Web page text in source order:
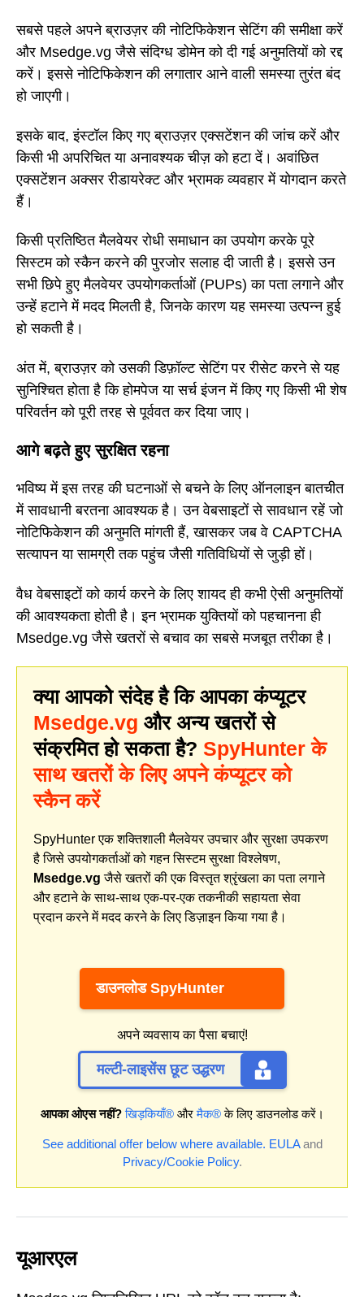
सबसे पहले अपने ब्राउज़र की नोटिफिकेशन सेटिंग की समीक्षा करें
और Msedge.vg जैसे संदिग्ध डोमेन को दी गई अनुमतियों को रद्द
करें। इससे नोटिफिकेशन की लगातार आने वाली समस्या तुरंत बंद
हो जाएगी।
इसके बाद, इंस्टॉल किए गए ब्राउज़र एक्सटेंशन की जांच करें और
किसी भी अपरिचित या अनावश्यक चीज़ को हटा दें। अवांछित
एक्सटेंशन अक्सर रीडायरेक्ट और भ्रामक व्यवहार में योगदान करते
हैं।
किसी प्रतिष्ठित मैलवेयर रोधी समाधान का उपयोग करके पूरे
सिस्टम को स्कैन करने की पुरजोर सलाह दी जाती है। इससे उन
सभी छिपे हुए मैलवेयर उपयोगकर्ताओं (PUPs) का पता लगाने और
उन्हें हटाने में मदद मिलती है, जिनके कारण यह समस्या उत्पन्न हुई
हो सकती है।
अंत में, ब्राउज़र को उसकी डिफ़ॉल्ट सेटिंग पर रीसेट करने से यह
सुनिश्चित होता है कि होमपेज या सर्च इंजन में किए गए किसी भी शेष
परिवर्तन को पूरी तरह से पूर्ववत कर दिया जाए।
आगे बढ़ते हुए सुरक्षित रहना
भविष्य में इस तरह की घटनाओं से बचने के लिए ऑनलाइन बातचीत
में सावधानी बरतना आवश्यक है। उन वेबसाइटों से सावधान रहें जो
नोटिफिकेशन की अनुमति मांगती हैं, खासकर जब वे CAPTCHA
सत्यापन या सामग्री तक पहुंच जैसी गतिविधियों से जुड़ी हों।
वैध वेबसाइटों को कार्य करने के लिए शायद ही कभी ऐसी अनुमतियों
की आवश्यकता होती है। इन भ्रामक युक्तियों को पहचानना ही
Msedge.vg जैसे खतरों से बचाव का सबसे मजबूत तरीका है।
क्या आपको संदेह है कि आपका कंप्यूटर
Msedge.vg और अन्य खतरों से
संक्रमित हो सकता है? SpyHunter के
साथ खतरों के लिए अपने कंप्यूटर को
स्कैन करें
SpyHunter एक शक्तिशाली मैलवेयर उपचार और सुरक्षा उपकरण
है जिसे उपयोगकर्ताओं को गहन सिस्टम सुरक्षा विश्लेषण,
Msedge.vg जैसे खतरों की एक विस्तृत श्रृंखला का पता लगाने
और हटाने के साथ-साथ एक-पर-एक तकनीकी सहायता सेवा
प्रदान करने में मदद करने के लिए डिज़ाइन किया गया है।
डाउनलोड SpyHunter
अपने व्यवसाय का पैसा बचाएं!
मल्टी-लाइसेंस छूट उद्धरण
आपका ओएस नहीं? खिड़कियाँ®औरमैक®के लिए डाउनलोड करें।
See additional offer below where available. EULAand
Privacy/Cookie Policy.
यूआरएल